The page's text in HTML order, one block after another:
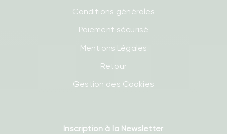
Conditions générales
Paiement sécurisé
Mentions Légales
Retour
Gestion des Cookies
Inscription à la Newsletter